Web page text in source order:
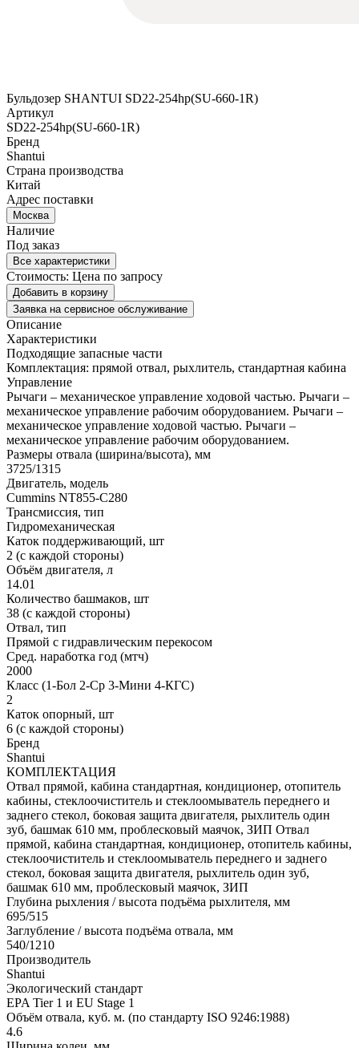
Бульдозер SHANTUI SD22-254hp(SU-660-1R)
Артикул
SD22-254hp(SU-660-1R)
Бренд
Shantui
Страна производства
Китай
Адрес поставки
Москва
Наличие
Под заказ
Все характеристики
Стоимость: Цена по запросу
Добавить в корзину
Заявка на сервисное обслуживание
Описание
Характеристики
Подходящие запасные части
Комплектация: прямой отвал, рыхлитель, стандартная кабина
Управление
Рычаги – механическое управление ходовой частью. Рычаги –
механическое управление рабочим оборудованием. Рычаги –
механическое управление ходовой частью. Рычаги –
механическое управление рабочим оборудованием.
Размеры отвала (ширина/высота), мм
3725/1315
Двигатель, модель
Cummins NT855-C280
Трансмиссия, тип
Гидромеханическая
Каток поддерживающий, шт
2 (с каждой стороны)
Объём двигателя, л
14.01
Количество башмаков, шт
38 (с каждой стороны)
Отвал, тип
Прямой с гидравлическим перекосом
Сред. наработка год (мтч)
2000
Класс (1-Бол 2-Ср 3-Мини 4-КГС)
2
Каток опорный, шт
6 (с каждой стороны)
Бренд
Shantui
КОМПЛЕКТАЦИЯ
Отвал прямой, кабина стандартная, кондиционер, отопитель
кабины, стеклоочиститель и стеклоомыватель переднего и
заднего стекол, боковая защита двигателя, рыхлитель один
зуб, башмак 610 мм, проблесковый маячок, ЗИП Отвал
прямой, кабина стандартная, кондиционер, отопитель кабины,
стеклоочиститель и стеклоомыватель переднего и заднего
стекол, боковая защита двигателя, рыхлитель один зуб,
башмак 610 мм, проблесковый маячок, ЗИП
Глубина рыхления / высота подъёма рыхлителя, мм
695/515
Заглубление / высота подъёма отвала, мм
540/1210
Производитель
Shantui
Экологический стандарт
EPA Tier 1 и EU Stage 1
Объём отвала, куб. м. (по стандарту ISO 9246:1988)
4.6